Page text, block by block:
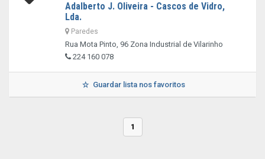
Adalberto J. Oliveira - Cascos de Vidro,
Lda.
Paredes
Rua Mota Pinto, 96 Zona Industrial de Vilarinho
224 160 078
Guardar lista nos favoritos
1